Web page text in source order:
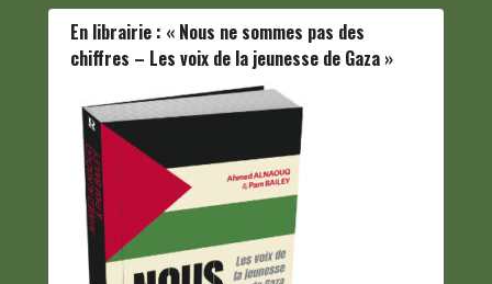
En librairie : « Nous ne sommes pas des
chiffres – Les voix de la jeunesse de Gaza »